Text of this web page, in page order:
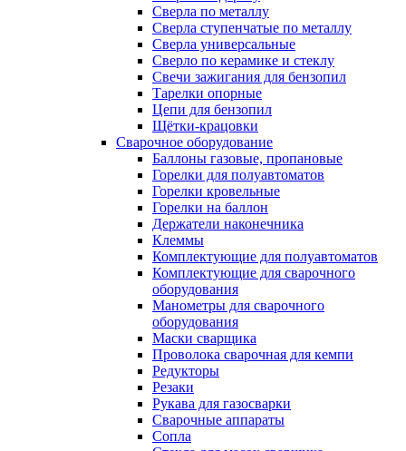
Сверла по металлу
Сверла ступенчатые по металлу
Сверла универсальные
Сверло по керамике и стеклу
Свечи зажигания для бензопил
Тарелки опорные
Цепи для бензопил
Щётки-крацовки
Сварочное оборудование
Баллоны газовые, пропановые
Горелки для полуавтоматов
Горелки кровельные
Горелки на баллон
Держатели наконечника
Клеммы
Комплектующие для полуавтоматов
Комплектующие для сварочного
оборудования
Манометры для сварочного
оборудования
Маски сварщика
Проволока сварочная для кемпи
Редукторы
Резаки
Рукава для газосварки
Сварочные аппараты
Сопла